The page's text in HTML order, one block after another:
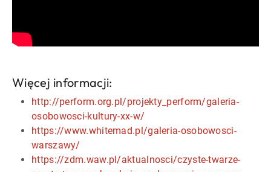
Więcej informacji:
http://perform.org.pl/projekty_perform/galeria-
osobowosci-kultury-xx-w/
https://www.whitemad.pl/galeria-osobowosci-
warszawy/
https://zdm.waw.pl/aktualnosci/czyste-twarze-